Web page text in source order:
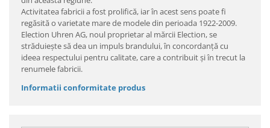
Activitatea fabricii a fost prolifică, iar în acest sens poate fi
regăsită o varietate mare de modele din perioada 1922-2009.
Election Uhren AG, noul proprietar al mărcii Election, se
străduieşte să dea un impuls brandului, în concordanţă cu
ideea respectului pentru calitate, care a contribuit şi în trecut la
renumele fabricii.
Informatii conformitate produs